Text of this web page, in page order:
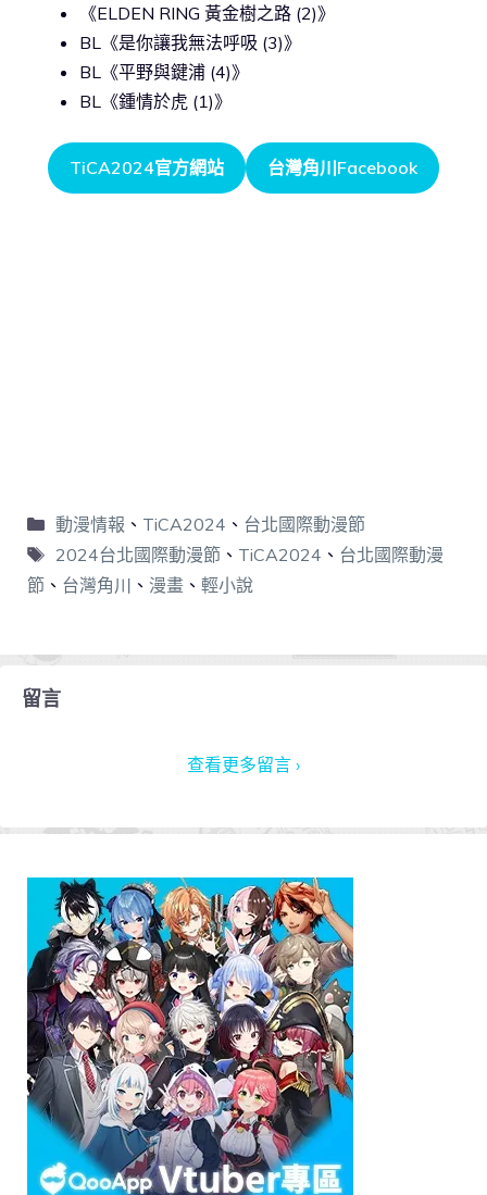
《ELDEN RING 黃金樹之路 (2)》
BL《是你讓我無法呼吸 (3)》
BL《平野與鍵浦 (4)》
BL《鍾情於虎 (1)》
TiCA2024官方網站 台灣角川Facebook
動漫情報 、 TiCA2024 、 台北國際動漫節
2024台北國際動漫節、 TiCA2024 、 台北國際動漫
節 、 台灣角川 、 漫畫 、 輕小說
留言
查看更多留言 ›